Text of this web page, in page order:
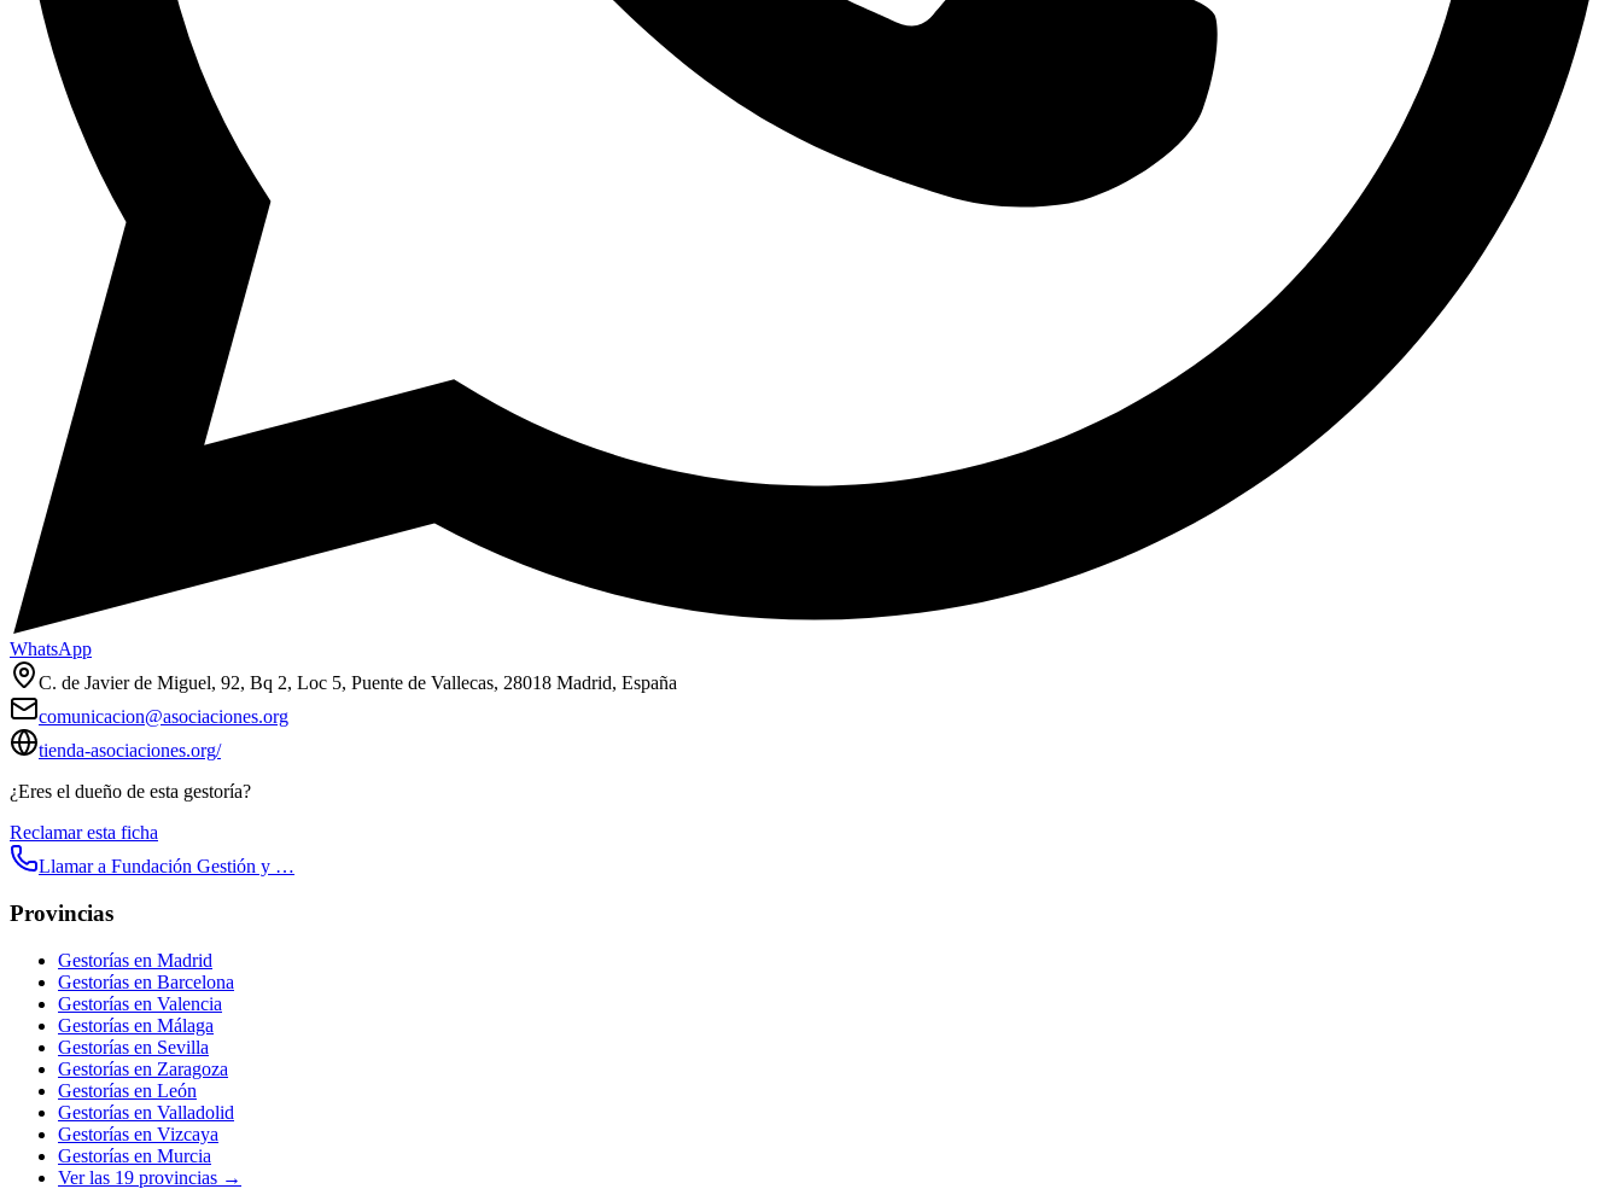
WhatsApp
C. de Javier de Miguel, 92, Bq 2, Loc 5, Puente de Vallecas, 28018 Madrid, España
comunicacion@asociaciones.org
tienda-asociaciones.org/
¿Eres el dueño de esta gestoría?
Reclamar esta ficha
Llamar a Fundación Gestión y …
Provincias
Gestorías en Madrid
Gestorías en Barcelona
Gestorías en Valencia
Gestorías en Málaga
Gestorías en Sevilla
Gestorías en Zaragoza
Gestorías en León
Gestorías en Valladolid
Gestorías en Vizcaya
Gestorías en Murcia
Ver las 19 provincias →